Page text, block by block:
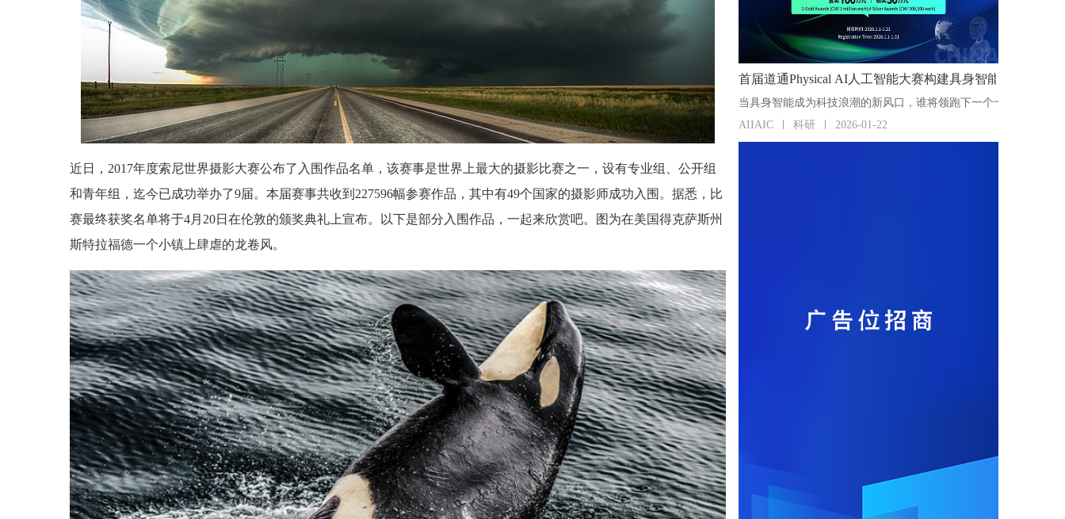
近日，2017年度索尼世界摄影大赛公布了入围作品名单，该赛事是世界上最大的摄影比赛之一，设有专业组、公开组
和青年组，迄今已成功举办了9届。本届赛事共收到227596幅参赛作品，其中有49个国家的摄影师成功入围。据悉，比
赛最终获奖名单将于4月20日在伦敦的颁奖典礼上宣布。以下是部分入围作品，一起来欣赏吧。图为在美国得克萨斯州
斯特拉福德一个小镇上肆虐的龙卷风。
首届道通Physical AI人工智能大赛构建具身智能“人才朋友
AIIAIC 科研 2026-01-22